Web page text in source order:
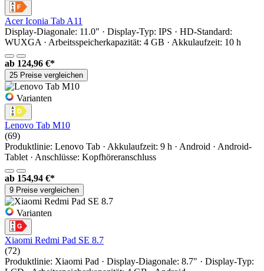
Acer Iconia Tab A11
Display-Diagonale: 11.0" · Display-Typ: IPS · HD-Standard:
WUXGA · Arbeitsspeicherkapazität: 4 GB · Akkulaufzeit: 10 h
ab 124,96 €*
25 Preise vergleichen
Varianten
Lenovo Tab M10
(69)
Produktlinie: Lenovo Tab · Akkulaufzeit: 9 h · Android · Android-
Tablet · Anschlüsse: Kopfhöreranschluss
ab 154,94 €*
9 Preise vergleichen
Varianten
Xiaomi Redmi Pad SE 8.7
(72)
Produktlinie: Xiaomi Pad · Display-Diagonale: 8.7" · Display-Typ: